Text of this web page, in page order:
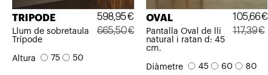
TRIPODE
Llum de sobretaula
Trípode
665,50€
598,95€
Altura 75 50
OVAL
Pantalla Oval de lli
natural i ratan d: 45
cm.
117,39€
105,66€
Diàmetre 45 60 80